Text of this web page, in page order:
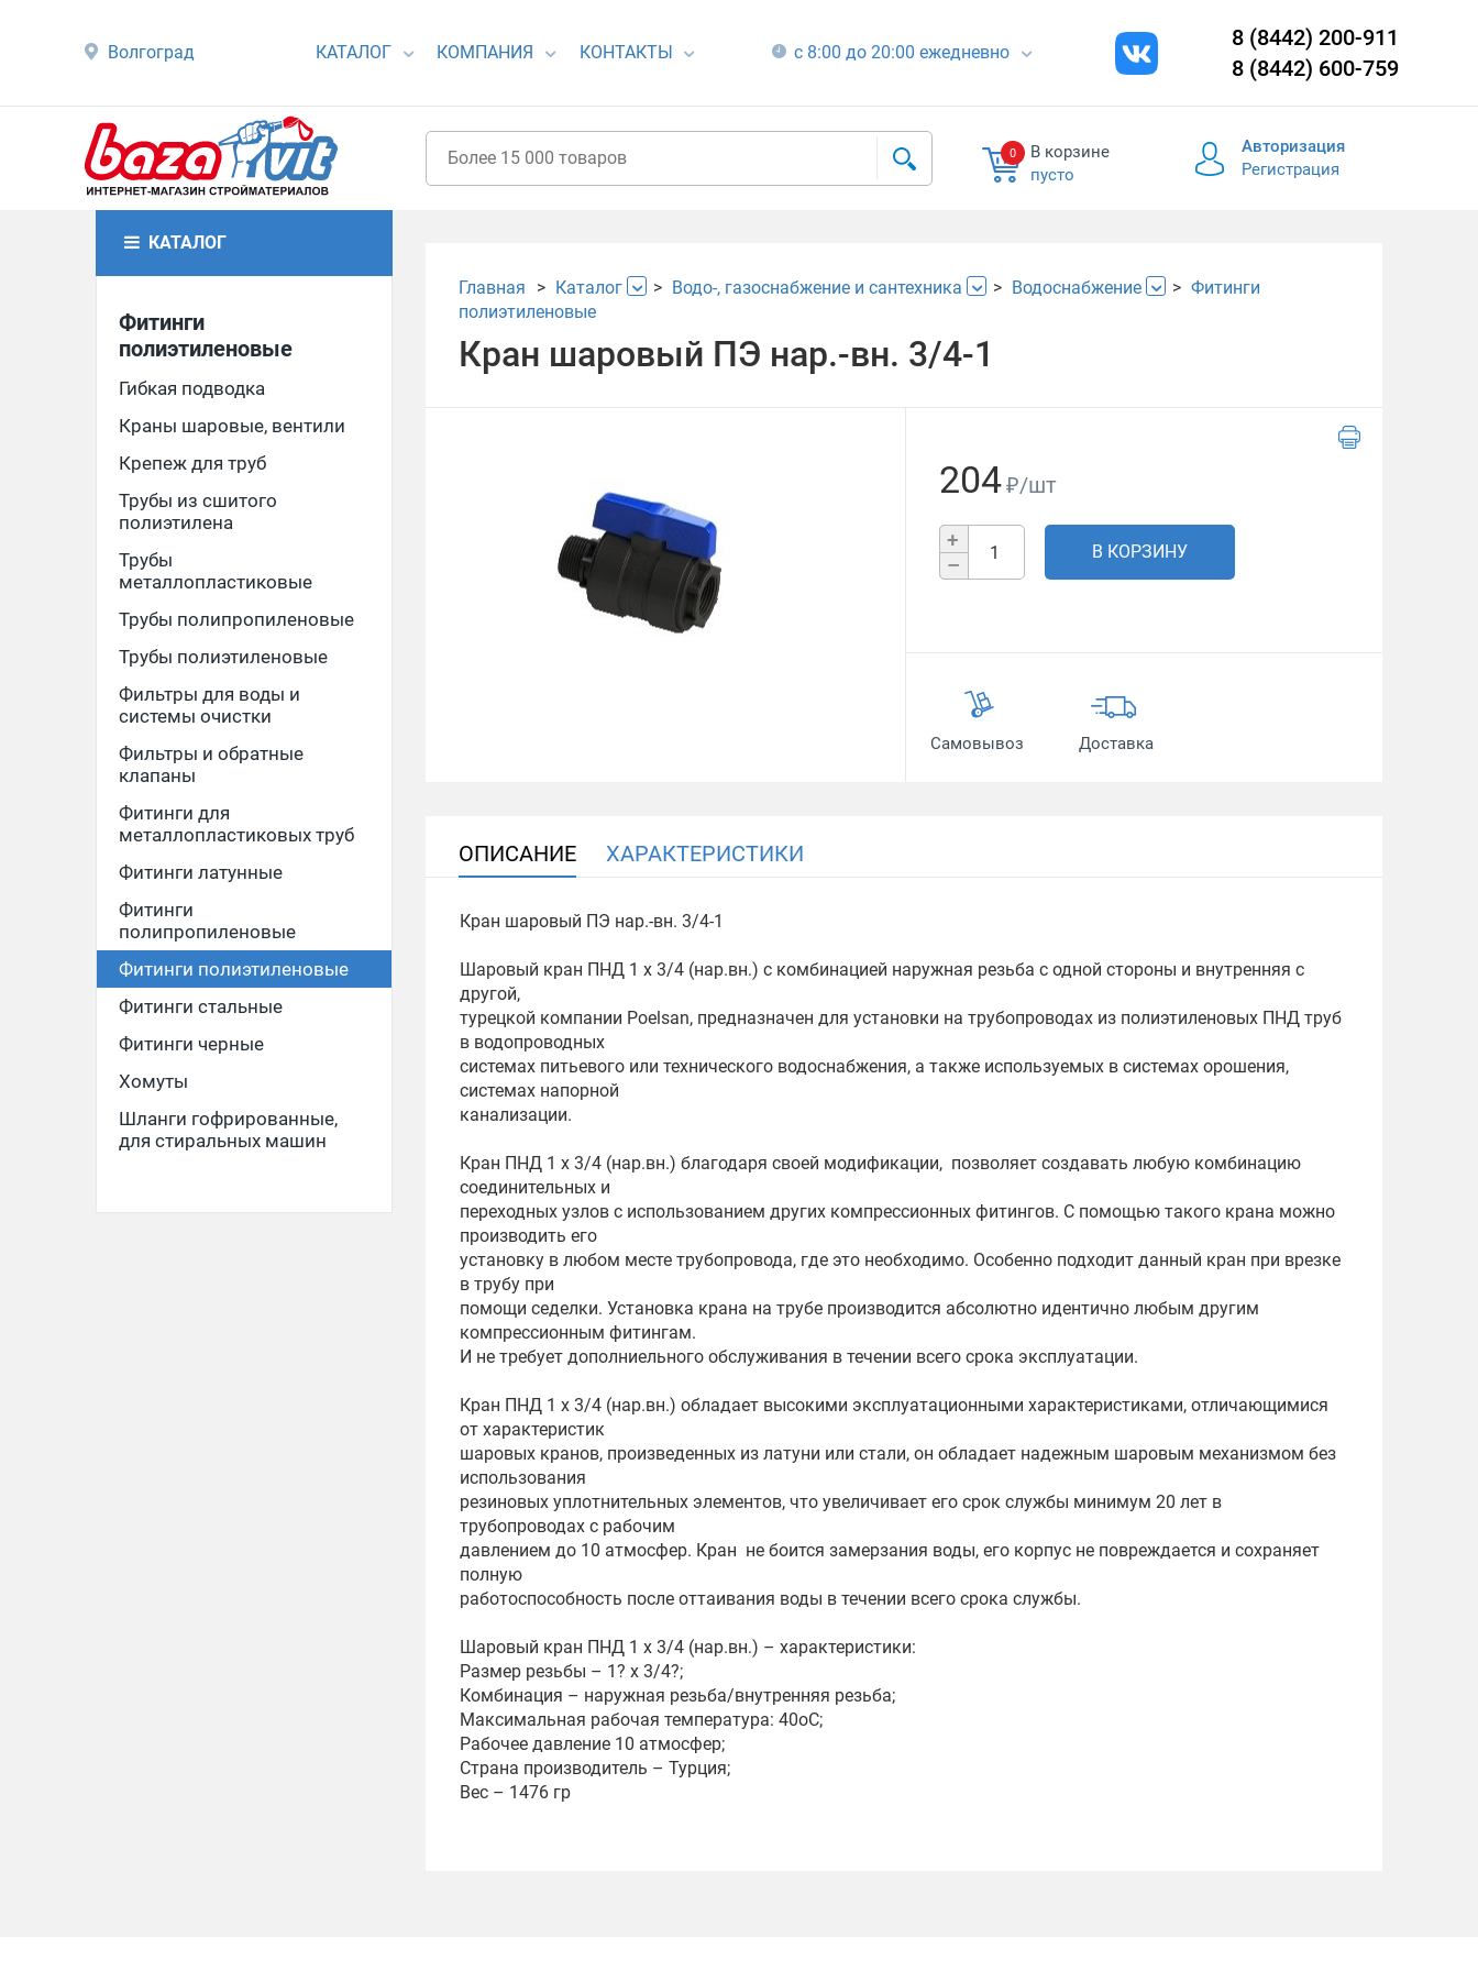
Волгоград КАТАЛОГ КОМПАНИЯ КОНТАКТЫ с 8:00 до 20:00 ежедневно
8 (8442) 200-911
8 (8442) 600-759
0
В корзине
пусто
Авторизация
Регистрация
КАТАЛОГ
Фитинги
полиэтиленовые
Гибкая подводка
Краны шаровые, вентили
Крепеж для труб
Трубы из сшитого
полиэтилена
Трубы
металлопластиковые
Трубы полипропиленовые
Трубы полиэтиленовые
Фильтры для воды и
системы очистки
Фильтры и обратные
клапаны
Фитинги для
металлопластиковых труб
Фитинги латунные
Фитинги
полипропиленовые
Фитинги полиэтиленовые
Фитинги стальные
Фитинги черные
Хомуты
Шланги гофрированные,
для стиральных машин
Главная Каталог Водо-, газоснабжение и сантехника Водоснабжение
Фитинги
полиэтиленовые
Кран шаровый ПЭ нар.-вн. 3/4-1
204₽/шт
+
–
В КОРЗИНУ
Самовывоз Доставка
ОПИСАНИЕ ХАРАКТЕРИСТИКИ
Кран шаровый ПЭ нар.-вн. 3/4-1
Шаровый кран ПНД 1 х 3/4 (нар.вн.) с комбинацией наружная резьба с одной стороны и внутренняя с
другой,
турецкой компании Poelsan, предназначен для установки на трубопроводах из полиэтиленовых ПНД труб
в водопроводных
системах питьевого или технического водоснабжения, а также используемых в системах орошения,
системах напорной
канализации.
Кран ПНД 1 х 3/4 (нар.вн.) благодаря своей модификации, позволяет создавать любую комбинацию
соединительных и
переходных узлов с использованием других компрессионных фитингов. С помощью такого крана можно
производить его
установку в любом месте трубопровода, где это необходимо. Особенно подходит данный кран при врезке
в трубу при
помощи седелки. Установка крана на трубе производится абсолютно идентично любым другим
компрессионным фитингам.
И не требует дополниельного обслуживания в течении всего срока эксплуатации.
Кран ПНД 1 х 3/4 (нар.вн.) обладает высокими эксплуатационными характеристиками, отличающимися
от характеристик
шаровых кранов, произведенных из латуни или стали, он обладает надежным шаровым механизмом без
использования
резиновых уплотнительных элементов, что увеличивает его срок службы минимум 20 лет в
трубопроводах с рабочим
давлением до 10 атмосфер. Кран не боится замерзания воды, его корпус не повреждается и сохраняет
полную
работоспособность после оттаивания воды в течении всего срока службы.
Шаровый кран ПНД 1 х 3/4 (нар.вн.) – характеристики:
Размер резьбы – 1? х 3/4?;
Комбинация – наружная резьба/внутренняя резьба;
Максимальная рабочая температура: 40оС;
Рабочее давление 10 атмосфер;
Страна производитель – Турция;
Вес – 1476 гр